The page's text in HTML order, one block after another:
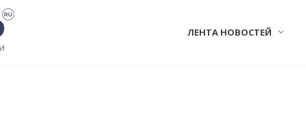
ЛЕНТА НОВОСТЕЙ